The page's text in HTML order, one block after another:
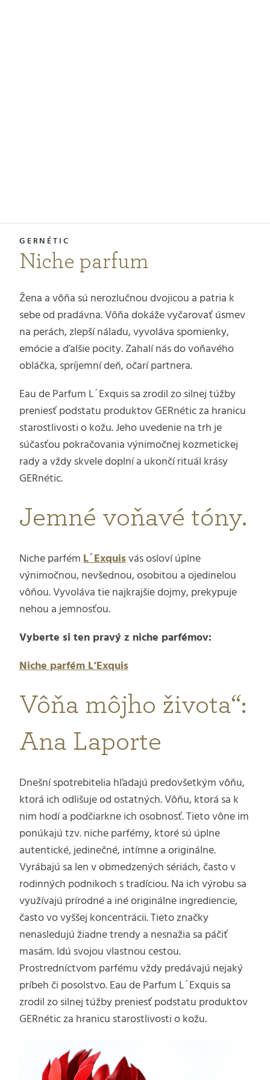
Niche parfum
Žena a vôňa sú nerozlučnou dvojicou a patria k
sebe od pradávna. Vôňa dokáže vyčarovať úsmev
na perách, zlepší náladu, vyvoláva spomienky,
emócie a ďalšie pocity. Zahalí nás do voňavého
obláčka, spríjemní deň, očarí partnera.
Eau de Parfum L´Exquis sa zrodil zo silnej túžby
preniesť podstatu produktov GERnétic za hranicu
starostlivosti o kožu. Jeho uvedenie na trh je
súčasťou pokračovania výnimočnej kozmetickej
rady a vždy skvele doplní a ukončí rituál krásy
GERnétic.
Jemné voňavé tóny.
Niche parfémL´Exquisvás osloví úplne
výnimočnou, nevšednou, osobitou a ojedinelou
vôňou. Vyvoláva tie najkrajšie dojmy, prekypuje
nehou a jemnosťou.
Vyberte si ten pravý z niche parfémov:
Niche parfém L‘Exquis
Vôňa môjho života“:
Ana Laporte
Dnešní spotrebitelia hľadajú predovšetkým vôňu,
ktorá ich odlišuje od ostatných. Vôňu, ktorá sa k
nim hodí a podčiarkne ich osobnosť. Tieto vône im
ponúkajú tzv. niche parfémy, ktoré sú úplne
autentické, jedinečné, intímne a originálne.
Vyrábajú sa len v obmedzených sériách, často v
rodinných podnikoch s tradíciou. Na ich výrobu sa
využívajú prírodné a iné originálne ingrediencie,
často vo vyššej koncentrácii. Tieto značky
nenasledujú žiadne trendy a nesnažia sa páčiť
masám. Idú svojou vlastnou cestou.
Prostredníctvom parfému vždy predávajú nejaký
príbeh či posolstvo. Eau de Parfum L´Exquis sa
zrodil zo silnej túžby preniesť podstatu produktov
GERnétic za hranicu starostlivosti o kožu.